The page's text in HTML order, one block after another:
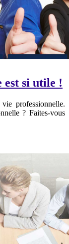
est si utile !
professionnelle.
? Faites-vous